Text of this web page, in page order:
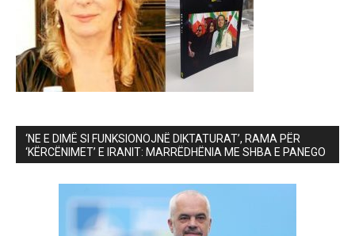
‘NE E DIMË SI FUNKSIONOJNË DIKTATURAT’, RAMA PËR
‘KËRCËNIMET’ E IRANIT: MARRËDHËNIA ME SHBA E PANEGO